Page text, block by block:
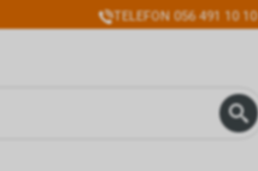
TELEFON 056 491 10 10